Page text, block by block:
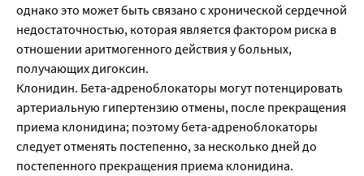
однако это может быть связано с хронической сердечной
недостаточностью, которая является фактором риска в
отношении аритмогенного действия у больных,
получающих дигоксин.
Клонидин. Бета-адреноблокаторы могут потенцировать
артериальную гипертензию отмены, после прекращения
приема клонидина; поэтому бета-адреноблокаторы
следует отменять постепенно, за несколько дней до
постепенного прекращения приема клонидина.